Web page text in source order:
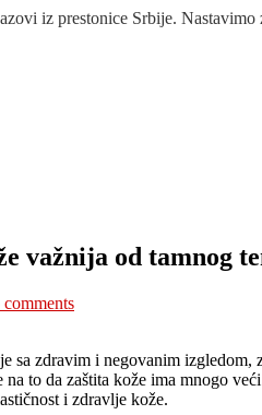
iz prestonice Srbije. Nastavimo
važnija od tamnog
sa zdravim i negovanim
na to da zaštita kože ima mnogo
i zdravlje kože.